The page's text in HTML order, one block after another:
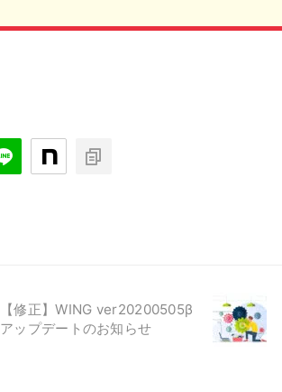
【修正】WING ver20200505β
アップデートのお知らせ